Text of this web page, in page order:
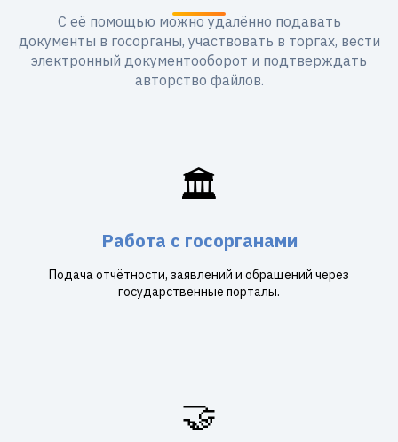
С её помощью можно удалённо подавать
документы в госорганы, участвовать в торгах, вести
электронный документооборот и подтверждать
авторство файлов.
🏛️
Работа с госорганами
Подача отчётности, заявлений и обращений через
государственные порталы.
🤝